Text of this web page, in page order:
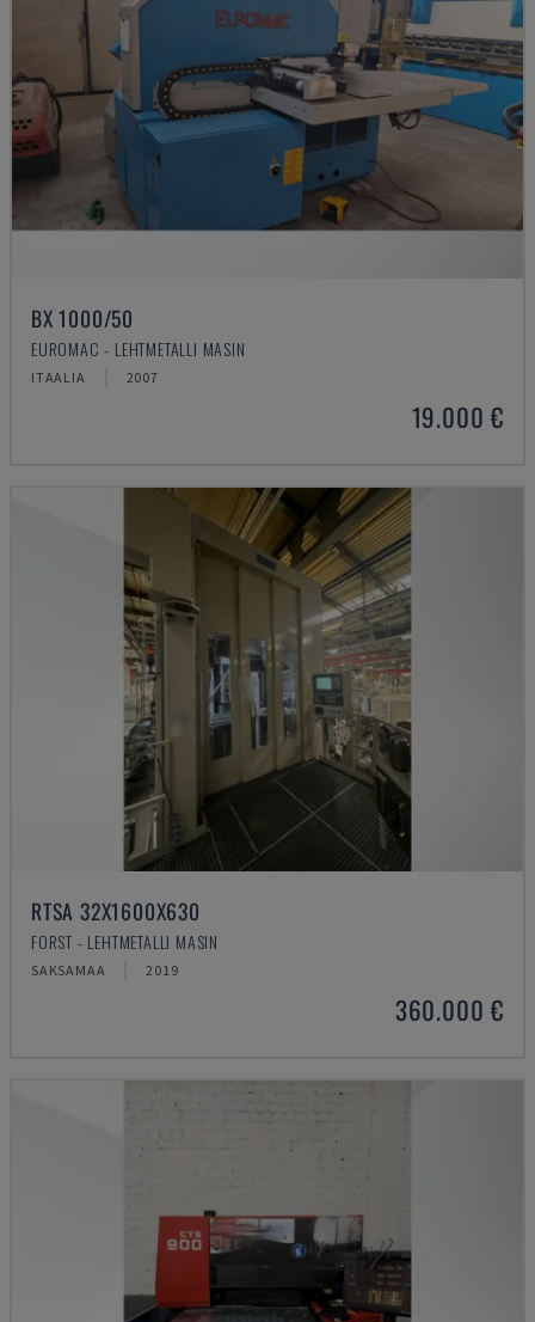
BX 1000/50
EUROMAC - LEHTMETALLI MASIN
ITAALIA 2007
19.000 €
RTSA 32X1600X630
FORST - LEHTMETALLI MASIN
SAKSAMAA 2019
360.000 €